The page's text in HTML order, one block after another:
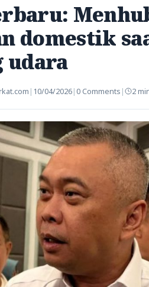
domestik
udara
| 10/04/2026| 0 Comments | 2